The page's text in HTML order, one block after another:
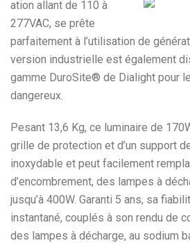
ation allant de 110 à
277VAC, se prête
parfaitement à l’utilisation de
version industrielle est également
gamme DuroSite® de Dialight pour
dangereux.
Pesant 13,6 Kg, ce luminaire de
grille de protection et d’un support
inoxydable et peut facilement
d’encombrement, des lampes à
jusqu’à 400W. Garanti 5 ans, sa
instantané, couplés à son rendu de
des lampes à décharge, au sodium